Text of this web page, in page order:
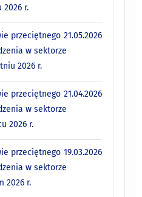
r.
21.05.2026
przeciętnego
w sektorze
2026 r.
21.04.2026
przeciętnego
w sektorze
2026 r.
19.03.2026
przeciętnego
w sektorze
2026 r.